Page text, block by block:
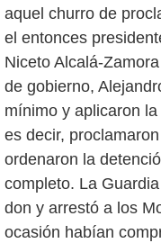
aquel churro de
el entonces
Niceto Alcalá-
de gobierno,
mínimo y aplicaron
es decir,
ordenaron la
completo. La
don y arrestó a los
ocasión habían